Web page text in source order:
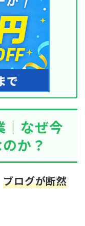
｜なぜ今
か？
ブログが断然